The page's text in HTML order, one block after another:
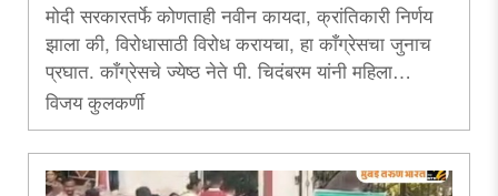
मोदी सरकारतर्फे कोणताही नवीन कायदा, क्रांतिकारी निर्णय
झाला की, विरोधासाठी विरोध करायचा, हा काँग्रेसचा जुनाच
प्रघात. काँग्रेसचे ज्येष्ठ नेते पी. चिदंबरम यांनी महिला
आरक्षणासाठीच्या संसदेच्या विशेष सत्राचे ‌‘टायमिंग‌’ आणि
परिसीमनामुळे दक्षिणेच्या राज्यांमधील मतदारसंघ घटतील, असा
दावा करून राजकीय लाभ लाटण्याचाच केविलवाणा प्रयत्न
केलेला दिसतो. त्यानिमित्ताने.....
विजय कुलकर्णी